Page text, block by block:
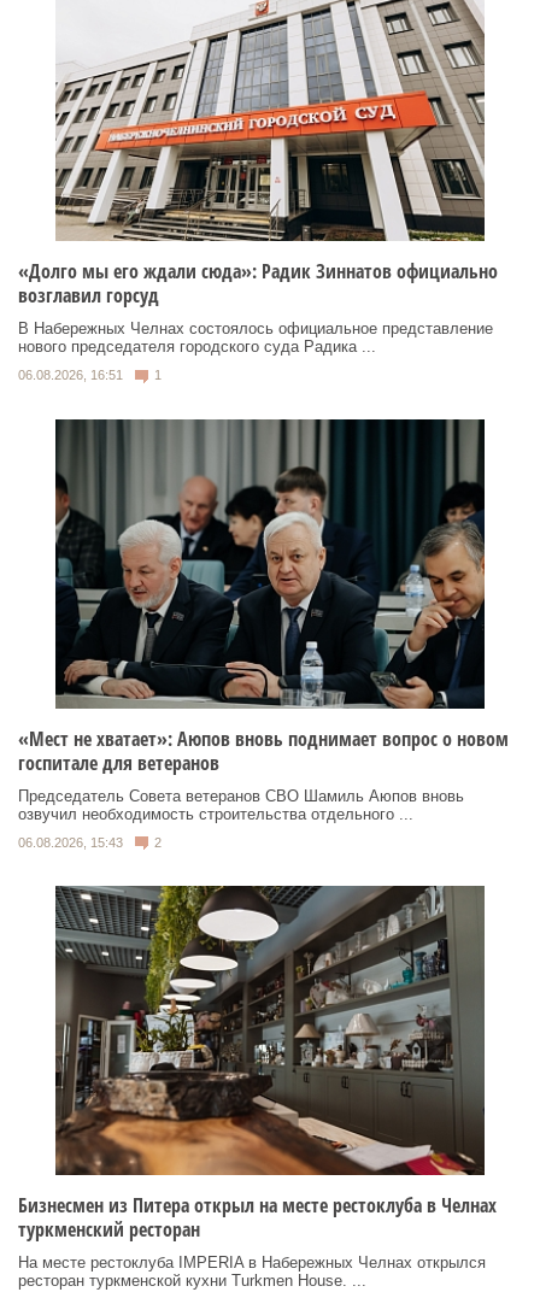
«Долго мы его ждали сюда»: Радик Зиннатов официально
возглавил горсуд
В Набережных Челнах состоялось официальное представление
нового председателя городского суда Радика ...
06.08.2026, 16:51 1
«Мест не хватает»: Аюпов вновь поднимает вопрос о новом
госпитале для ветеранов
Председатель Совета ветеранов СВО Шамиль Аюпов вновь
озвучил необходимость строительства отдельного ...
06.08.2026, 15:43 2
Бизнесмен из Питера открыл на месте рестоклуба в Челнах
туркменский ресторан
На месте рестоклуба IMPERIA в Набережных Челнах открылся
ресторан туркменской кухни Turkmen House. ...